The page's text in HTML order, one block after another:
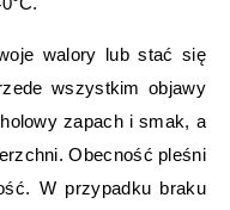
walory lub stać się
wszystkim objawy
zapach i smak, a
Obecność pleśni
W przypadku braku